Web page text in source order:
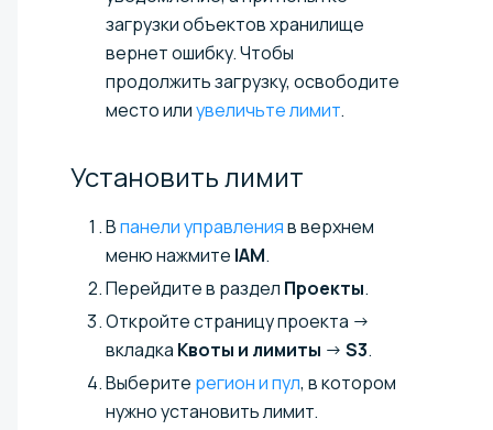
загрузки объектов хранилище
вернет ошибку. Чтобы
продолжить загрузку, освободите
место илиувеличьте лимит.
Установитьлимит
Впанели управленияв верхнем
меню нажмите IAM.
Перейдите в раздел Проекты.
Откройте страницу проекта →
вкладка Квоты и лимиты → S3.
Выберите регион и пул, в котором
нужно установить лимит.